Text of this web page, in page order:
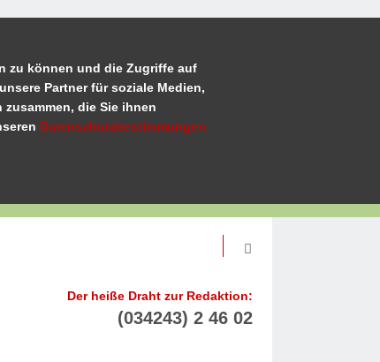
zu können und die Zugriffe auf
Partner für soziale Medien,
die Sie ihnen
Datenschutzbestimmungen
Der heiße Draht zur Redaktion:
(034243) 2 46 02